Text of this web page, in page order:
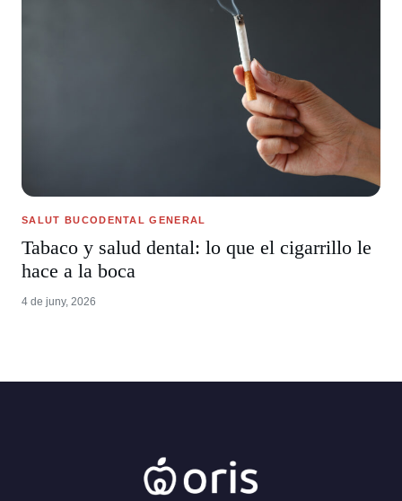
SALUT BUCODENTAL GENERAL
Tabaco y salud dental: lo que el cigarrillo le
hace a la boca
4 de juny, 2026